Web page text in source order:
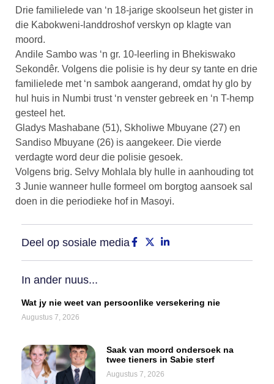
Drie familielede van ‘n 18-jarige skoolseun het gister in
die Kabokweni-landdroshof verskyn op klagte van
moord.
Andile Sambo was ‘n gr. 10-leerling in Bhekiswako
Sekondêr. Volgens die polisie is hy deur sy tante en drie
familielede met ‘n sambok aangerand, omdat hy glo by
hul huis in Numbi trust ‘n venster gebreek en ‘n T-hemp
gesteel het.
Gladys Mashabane (51), Skholiwe Mbuyane (27) en
Sandiso Mbuyane (26) is aangekeer. Die vierde
verdagte word deur die polisie gesoek.
Volgens brig. Selvy Mohlala bly hulle in aanhouding tot
3 Junie wanneer hulle formeel om borgtog aansoek sal
doen in die periodieke hof in Masoyi.
Deel op sosiale media
In ander nuus...
Wat jy nie weet van persoonlike versekering nie
Augustus 7, 2026
Saak van moord ondersoek na
twee tieners in Sabie sterf
Augustus 7, 2026